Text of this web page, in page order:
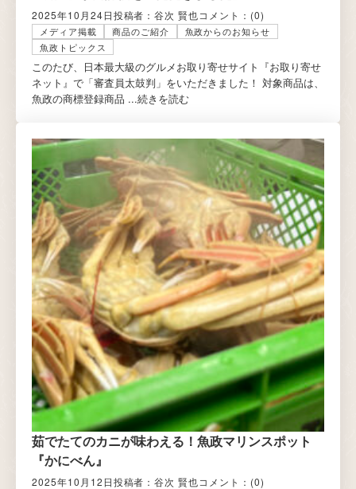
2025年10月24日投稿者：谷次 賢也コメント： (0)
メディア掲載 商品のご紹介
魚政からのお知らせ
魚政トピックス
このたび、日本最大級のグルメお取り寄せサイト『お取り寄せ
ネット』で「審査員太鼓判」をいただきました！ 対象商品は、
魚政の商標登録商品 ...続きを読む
茹でたてのカニが味わえる！魚政マリンスポット
『かにべん』
2025年10月12日投稿者：谷次 賢也コメント： (0)